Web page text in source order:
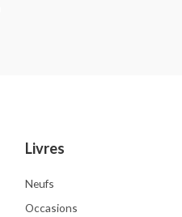
Livres
Neufs
Occasions